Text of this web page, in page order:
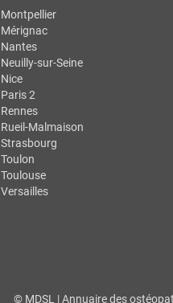
Montpellier
Mérignac
Nantes
Neuilly-sur-Seine
Nice
Paris 2
Rennes
Rueil-Malmaison
Strasbourg
Toulon
Toulouse
Versailles
© MDSL | Annuaire des